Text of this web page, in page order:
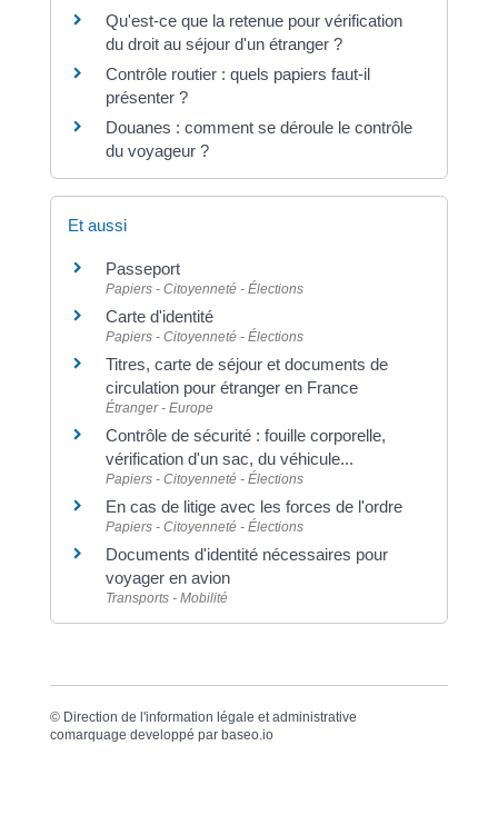
Qu'est-ce que la retenue pour vérification
du droit au séjour d'un étranger ?
Contrôle routier : quels papiers faut-il
présenter ?
Douanes : comment se déroule le contrôle
du voyageur ?
Et aussi
Passeport
Papiers - Citoyenneté - Élections
Carte d'identité
Papiers - Citoyenneté - Élections
Titres, carte de séjour et documents de
circulation pour étranger en France
Étranger - Europe
Contrôle de sécurité : fouille corporelle,
vérification d'un sac, du véhicule...
Papiers - Citoyenneté - Élections
En cas de litige avec les forces de l'ordre
Papiers - Citoyenneté - Élections
Documents d'identité nécessaires pour
voyager en avion
Transports - Mobilité
© Direction de l'information légale et administrative
comarquage developpé par baseo.io